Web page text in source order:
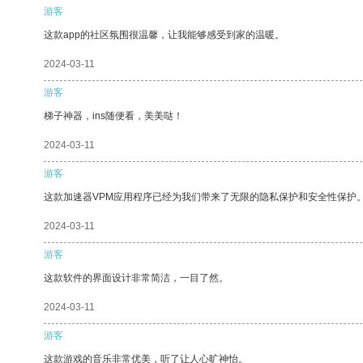
游客
这款app的社区氛围很温馨，让我能够感受到家的温暖。
2024-03-11
游客
梯子神器，ins随便看，美美哒！
2024-03-11
游客
这款加速器VPM应用程序已经为我们带来了无限的隐私保护和安全性保护
2024-03-11
游客
这款软件的界面设计非常简洁，一目了然。
2024-03-11
游客
这款游戏的音乐非常优美，听了让人心旷神怡。